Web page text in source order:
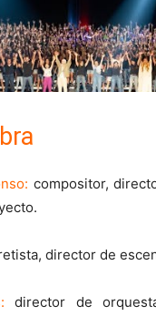
compositor,
director de
director de